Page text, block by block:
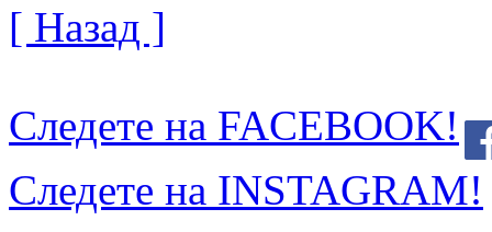
[ Назад ]
Следете на FACEBOOK!
Следете на INSTAGRAM!